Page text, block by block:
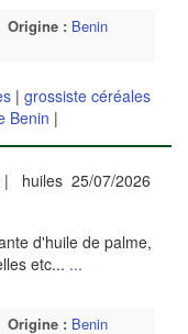
Origine : Benin
| grossiste céréales
Benin |
| huiles 25/07/2026
d'huile de palme,
etc... ...
Origine : Benin